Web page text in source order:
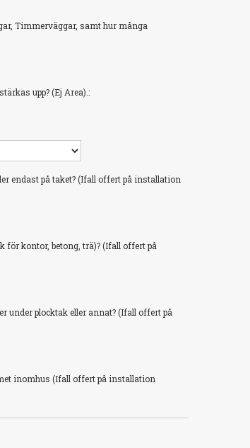
Timmerväggar, samt hur många
upp? (Ej Area).:
endast på taket? (Ifall offert på installation
kontor, betong, trä)? (Ifall offert på
under plocktak eller annat? (Ifall offert på
inomhus (Ifall offert på installation